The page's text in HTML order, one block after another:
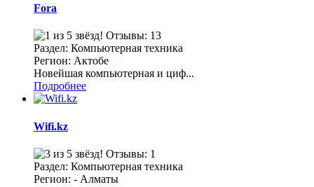
Fora
Отзывы: 13
Раздел: Компьютерная техника
Регион: Актобе
Новейшая компьютерная и циф...
Подробнее
Wifi.kz
Отзывы: 1
Раздел: Компьютерная техника
Регион: - Алматы